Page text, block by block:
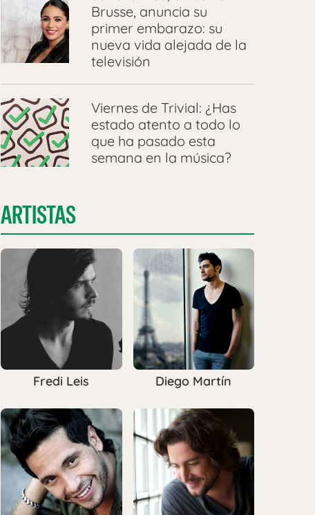
Brusse, anuncia su
primer embarazo: su
nueva vida alejada de la
televisión
Viernes de Trivial: ¿Has
estado atento a todo lo
que ha pasado esta
semana en la música?
ARTISTAS
Fredi Leis Diego Martín